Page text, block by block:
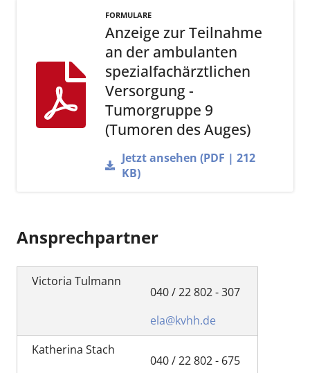
FORMULARE
Anzeige zur Teilnahme
an der ambulanten
spezialfachärztlichen
Versorgung -
Tumorgruppe 9
(Tumoren des Auges)
Jetzt ansehen (PDF | 212
KB)
Ansprechpartner
Victoria Tulmann
040 / 22 802 - 307
ela@kvhh.de
Katherina Stach
040 / 22 802 - 675